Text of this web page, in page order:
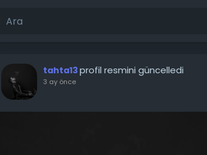
tahta13profil resmini güncelledi
3 ay önce